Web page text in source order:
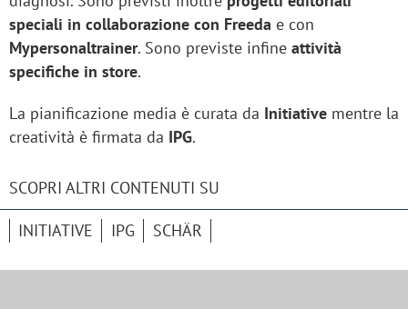
speciali in collaborazione con Freeda e con
Mypersonaltrainer. Sono previste infine attività
specifiche in store.
La pianificazione media è curata da Initiative mentre la
creatività è firmata da IPG.
SCOPRI ALTRI CONTENUTI SU
INITIATIVE IPG SCHÄR